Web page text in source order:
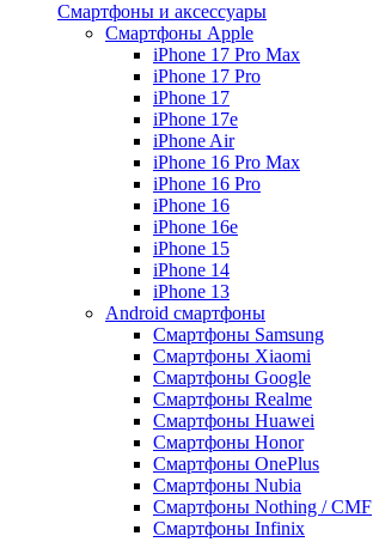
Смартфоны и аксессуары
Смартфоны Apple
iPhone 17 Pro Max
iPhone 17 Pro
iPhone 17
iPhone 17e
iPhone Air
iPhone 16 Pro Max
iPhone 16 Pro
iPhone 16
iPhone 16e
iPhone 15
iPhone 14
iPhone 13
Android cмартфоны
Смартфоны Samsung
Смартфоны Xiaomi
Смартфоны Google
Смартфоны Realme
Смартфоны Huawei
Смартфоны Honor
Смартфоны OnePlus
Смартфоны Nubia
Смартфоны Nothing / CMF
Смартфоны Infinix